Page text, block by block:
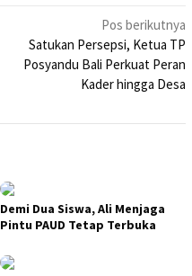
Pos berikutnya
Satukan Persepsi, Ketua TP
Posyandu Bali Perkuat Peran
Kader hingga Desa
Demi Dua Siswa, Ali Menjaga
Pintu PAUD Tetap Terbuka